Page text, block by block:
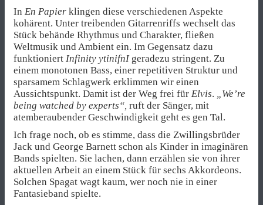
In En Papier klingen diese verschiedenen Aspekte
kohärent. Unter treibenden Gitarrenriffs wechselt das
Stück behände Rhythmus und Charakter, fließen
Weltmusik und Ambient ein. Im Gegensatz dazu
funktioniert Infinity ytinifnIgeradezu stringent. Zu
einem monotonen Bass, einer repetitiven Struktur und
sparsamem Schlagwerk erklimmen wir einen
Aussichtspunkt. Damit ist der Weg frei für Elvis. „We’re
being watched by experts“, ruft der Sänger, mit
atemberaubender Geschwindigkeit geht es gen Tal.
Ich frage noch, ob es stimme, dass die Zwillingsbrüder
Jack und George Barnett schon als Kinder in imaginären
Bands spielten. Sie lachen, dann erzählen sie von ihrer
aktuellen Arbeit an einem Stück für sechs Akkordeons.
Solchen Spagat wagt kaum, wer noch nie in einer
Fantasieband spielte.